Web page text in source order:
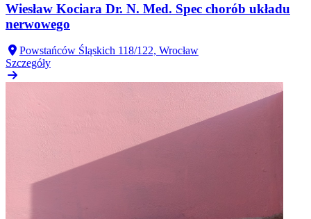
Wiesław Kociara Dr. N. Med. Spec chorób układu
nerwowego
Powstańców Śląskich 118/122, Wrocław
Szczegóły